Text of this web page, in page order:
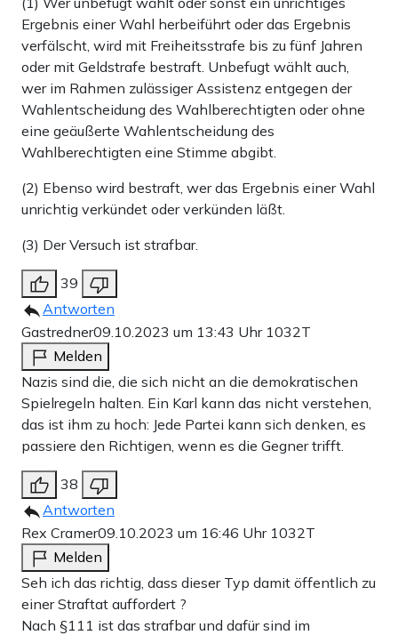
Ergebnis einer Wahl herbeiführt oder das Ergebnis
verfälscht, wird mit Freiheitsstrafe bis zu fünf Jahren
oder mit Geldstrafe bestraft. Unbefugt wählt auch,
wer im Rahmen zulässiger Assistenz entgegen der
Wahlentscheidung des Wahlberechtigten oder ohne
eine geäußerte Wahlentscheidung des
Wahlberechtigten eine Stimme abgibt.
(2) Ebenso wird bestraft, wer das Ergebnis einer Wahl
unrichtig verkündet oder verkünden läßt.
(3) Der Versuch ist strafbar.
39
Antworten
Gastredner09.10.2023 um 13:43 Uhr 1032T
Melden
Nazis sind die, die sich nicht an die demokratischen
Spielregeln halten. Ein Karl kann das nicht verstehen,
das ist ihm zu hoch: Jede Partei kann sich denken, es
passiere den Richtigen, wenn es die Gegner trifft.
38
Antworten
Rex Cramer09.10.2023 um 16:46 Uhr 1032T
Melden
Seh ich das richtig, dass dieser Typ damit öffentlich zu
einer Straftat auffordert ?
Nach §111 ist das strafbar und dafür sind im